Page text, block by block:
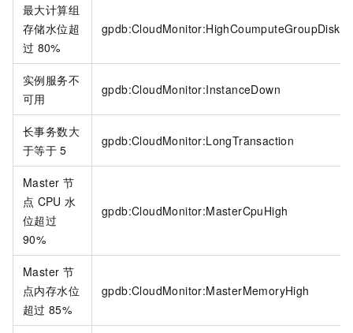
最大计算组
存储水位超
过 80%
实例服务不
可用
gpdb:CloudMonitor:InstanceDown
长事务数大
于等于 5
gpdb:CloudMonitor:LongTransaction
Master 节
点 CPU 水
位超过
90%
gpdb:CloudMonitor:MasterCpuHigh
Master 节
点内存水位
超过 85%
gpdb:CloudMonitor:MasterMemoryHigh